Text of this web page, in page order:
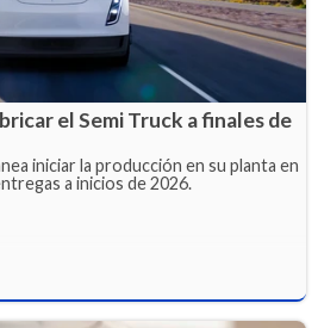
el Semi Truck a finales de
iniciar la producción en su planta en
a inicios de 2026.